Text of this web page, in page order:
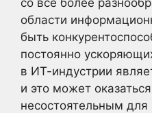
со все более
области
быть
постоянно
в ИТ-индустрии
и это может
несостоятельным